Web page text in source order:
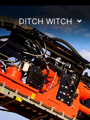
DITCH WITCH